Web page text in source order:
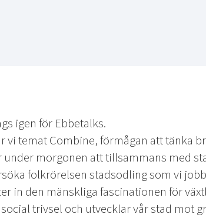
igen för Ebbetalks.
vi temat Combine, förmågan att tänka
under morgonen att tillsammans med
folkrörelsen stadsodling som vi
in den mänskliga fascinationen för
trivsel och utvecklar vår stad mot